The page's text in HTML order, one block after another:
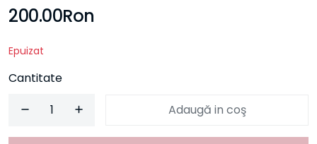
200.00Ron
Epuizat
Cantitate
Adaugă in coş